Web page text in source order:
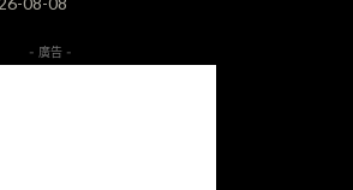
- 廣告 -